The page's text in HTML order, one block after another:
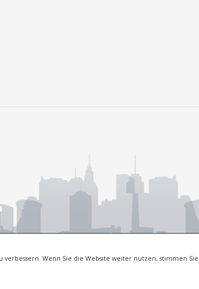
Wenn Sie die Website weiter nutzen, stimmen Sie